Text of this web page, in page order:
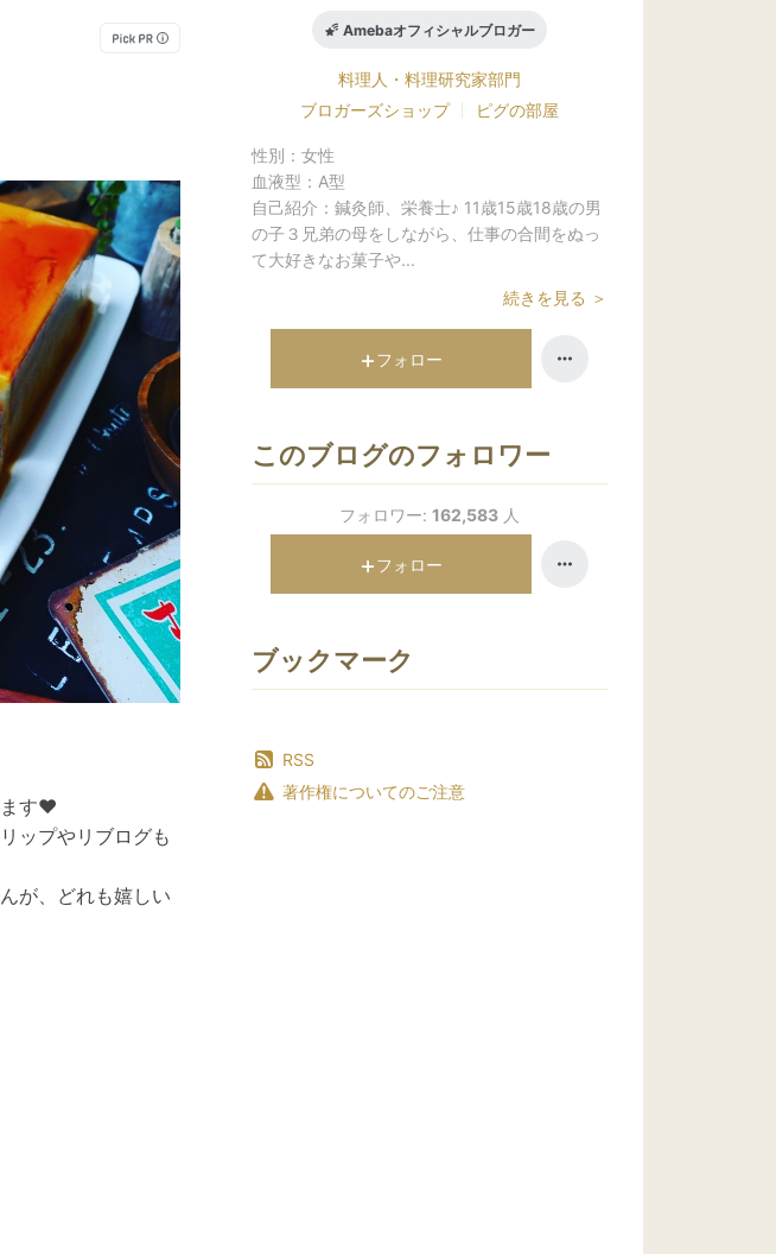
ます❤️
ップやリブログも
が、どれも嬉しい
Amebaオフィシャルブロガー
料理人・料理研究家部門
ブロガーズショップ
ピグの部屋
性別： 女性
血液型： A型
自己紹介： 鍼灸師、栄養士♪ 11歳15歳18歳の男
の子３兄弟の母をしながら、仕事の合間をぬっ
て大好きなお菓子や...
続きを見る ＞
フォロー
このブログのフォロワー
フォロワー: 162,583 人
フォロー
ブックマーク
RSS
著作権についてのご注意